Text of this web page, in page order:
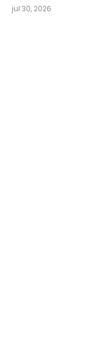
jul 30, 2026